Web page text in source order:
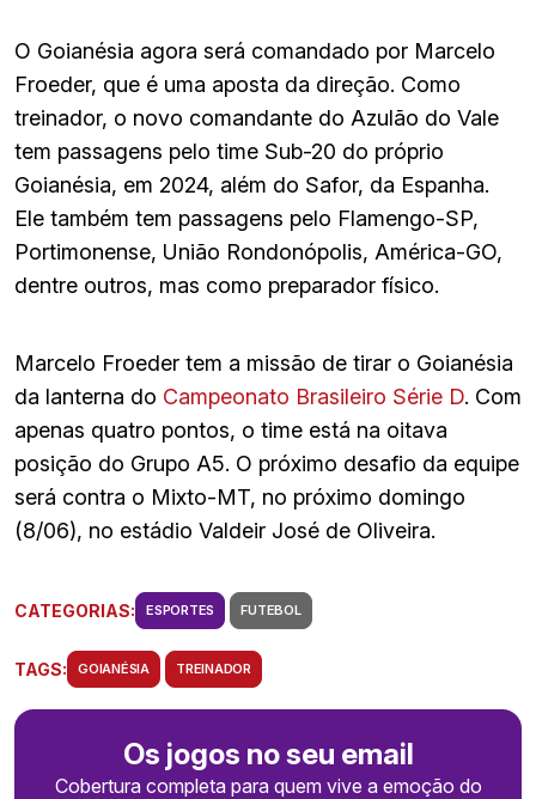
O Goianésia agora será comandado por Marcelo
Froeder, que é uma aposta da direção. Como
treinador, o novo comandante do Azulão do Vale
tem passagens pelo time Sub-20 do próprio
Goianésia, em 2024, além do Safor, da Espanha.
Ele também tem passagens pelo Flamengo-SP,
Portimonense, União Rondonópolis, América-GO,
dentre outros, mas como preparador físico.
Marcelo Froeder tem a missão de tirar o Goianésia
da lanterna do Campeonato Brasileiro Série D. Com
apenas quatro pontos, o time está na oitava
posição do Grupo A5. O próximo desafio da equipe
será contra o Mixto-MT, no próximo domingo
(8/06), no estádio Valdeir José de Oliveira.
CATEGORIAS: ESPORTES FUTEBOL
TAGS: GOIANÉSIA TREINADOR
Os jogos no seu email
Cobertura completa para quem vive a emoção do